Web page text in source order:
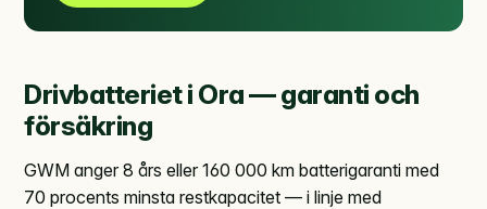
Drivbatteriet i Ora — garanti och
försäkring
GWM anger 8 års eller 160 000 km batterigaranti med
70 procents minsta restkapacitet — i linje med